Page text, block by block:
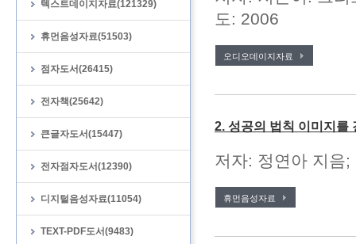
텍스트데이지자료(121329)
휴먼음성자료(51503)
점자도서(26415)
전자책(25642)
큰글자도서(15447)
전자점자도서(12390)
디지털음성자료(11054)
TEXT-PDF도서(9483)
도: 2006
오디오데이지자료
2. 성공의 법칙 이미지를
저자: 정연아 지음
휴먼음성자료